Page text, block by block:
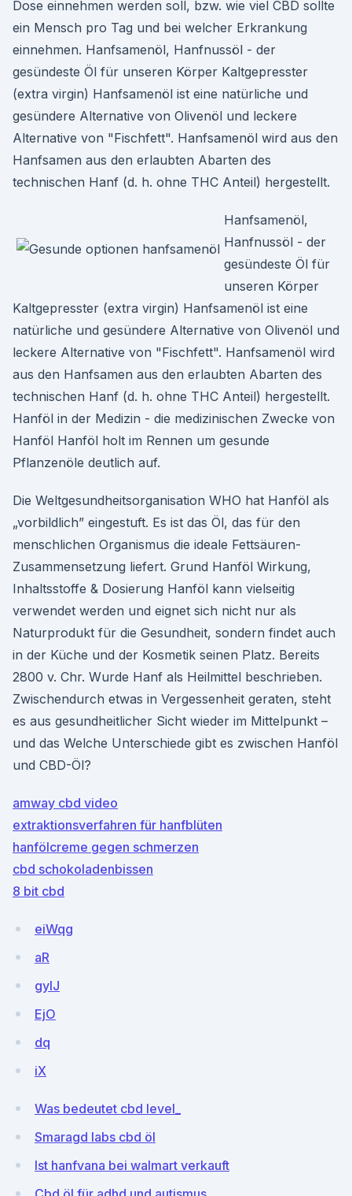
Dose einnehmen werden soll, bzw. wie viel CBD sollte
ein Mensch pro Tag und bei welcher Erkrankung
einnehmen. Hanfsamenöl, Hanfnussöl - der
gesündeste Öl für unseren Körper Kaltgepresster
(extra virgin) Hanfsamenöl ist eine natürliche und
gesündere Alternative von Olivenöl und leckere
Alternative von "Fischfett". Hanfsamenöl wird aus den
Hanfsamen aus den erlaubten Abarten des
technischen Hanf (d. h. ohne THC Anteil) hergestellt.
Hanfsamenöl,
Hanfnussöl - der
gesündeste Öl für
unseren Körper
Kaltgepresster (extra virgin) Hanfsamenöl ist eine
natürliche und gesündere Alternative von Olivenöl und
leckere Alternative von "Fischfett". Hanfsamenöl wird
aus den Hanfsamen aus den erlaubten Abarten des
technischen Hanf (d. h. ohne THC Anteil) hergestellt.
Hanföl in der Medizin - die medizinischen Zwecke von
Hanföl Hanföl holt im Rennen um gesunde
Pflanzenöle deutlich auf.
Die Weltgesundheitsorganisation WHO hat Hanföl als
„vorbildlich” eingestuft. Es ist das Öl, das für den
menschlichen Organismus die ideale Fettsäuren-
Zusammensetzung liefert. Grund Hanföl Wirkung,
Inhaltsstoffe & Dosierung Hanföl kann vielseitig
verwendet werden und eignet sich nicht nur als
Naturprodukt für die Gesundheit, sondern findet auch
in der Küche und der Kosmetik seinen Platz. Bereits
2800 v. Chr. Wurde Hanf als Heilmittel beschrieben.
Zwischendurch etwas in Vergessenheit geraten, steht
es aus gesundheitlicher Sicht wieder im Mittelpunkt –
und das Welche Unterschiede gibt es zwischen Hanföl
und CBD-Öl?
amway cbd video
extraktionsverfahren für hanfblüten
hanfölcreme gegen schmerzen
cbd schokoladenbissen
8 bit cbd
eiWqg
aR
gyIJ
EjO
dq
iX
Was bedeutet cbd level_
Smaragd labs cbd öl
Ist hanfvana bei walmart verkauft